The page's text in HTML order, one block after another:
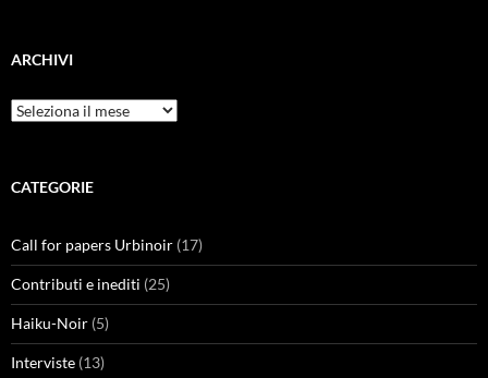
ARCHIVI
Archivi
CATEGORIE
Call for papers Urbinoir (17)
Contributi e inediti (25)
Haiku-Noir (5)
Interviste (13)